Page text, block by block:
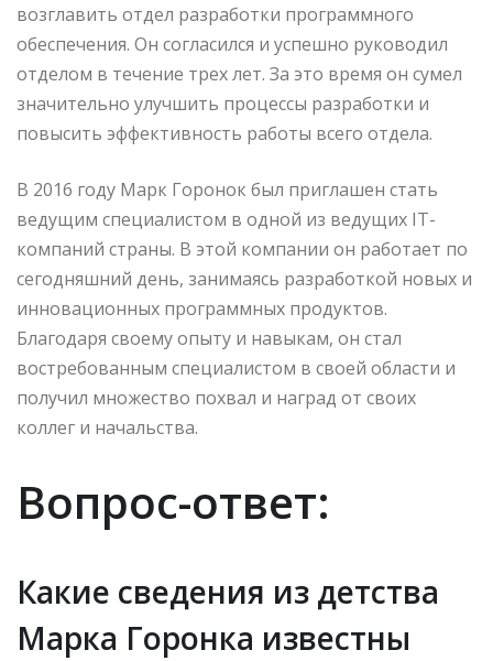
возглавить отдел разработки программного
обеспечения. Он согласился и успешно руководил
отделом в течение трех лет. За это время он сумел
значительно улучшить процессы разработки и
повысить эффективность работы всего отдела.
В 2016 году Марк Горонок был приглашен стать
ведущим специалистом в одной из ведущих IT-
компаний страны. В этой компании он работает по
сегодняшний день, занимаясь разработкой новых и
инновационных программных продуктов.
Благодаря своему опыту и навыкам, он стал
востребованным специалистом в своей области и
получил множество похвал и наград от своих
коллег и начальства.
Вопрос-ответ:
Какие сведения из детства
Марка Горонка известны